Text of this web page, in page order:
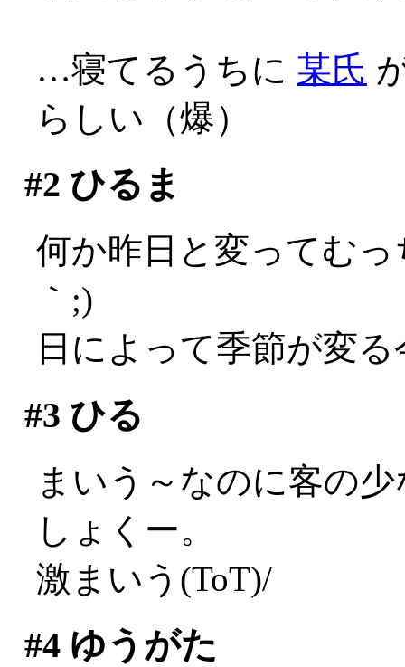
…寝てるうちに 某氏
らしい（爆）
#2 ひるま
何か昨日と変ってむ
｀;)
日によって季節が変
#3 ひる
まいう～なのに客の
しょくー。
激まいう(ToT)/
#4ゆうがた